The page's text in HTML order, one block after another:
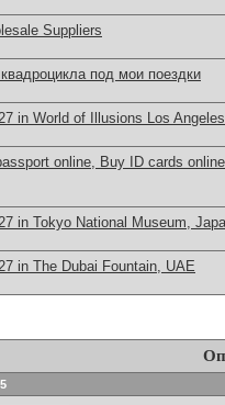
Suppliers
под мои поездки
in World of Illusions Los
online, Buy ID cards
in Tokyo National Museum,
in The Dubai Fountain, UAE